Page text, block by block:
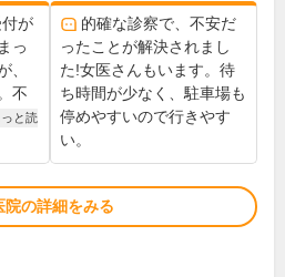
が
っ
、
不
っと読
的確な診察で、不安だ
ったことが解決されまし
た!女医さんもいます。待
ち時間が少なく、駐車場も
停めやすいので行きやす
い。
院の詳細をみる